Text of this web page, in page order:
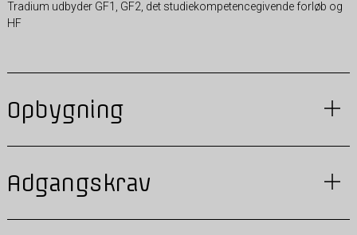
Tradium udbyder GF1, GF2, det studiekompetencegivende forløb og
HF
Opbygning
Adgangskrav